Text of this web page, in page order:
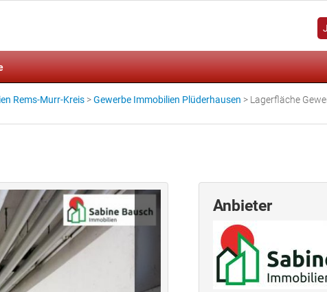
Rems-Murr-Kreis >Gewerbe Immobilien Plüderhausen > Lagerfläche
Anbieter